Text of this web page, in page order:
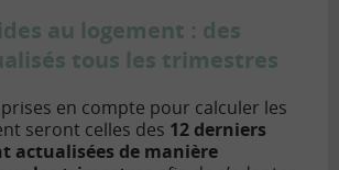
au logement : des
tous les trimestres
en compte pour calculer les
seront celles des 12 derniers
actualisées de manière